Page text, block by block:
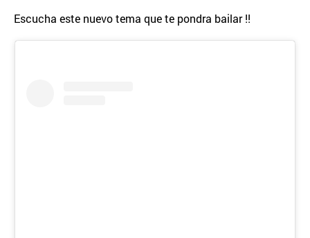
Escucha este nuevo tema que te pondra bailar !!